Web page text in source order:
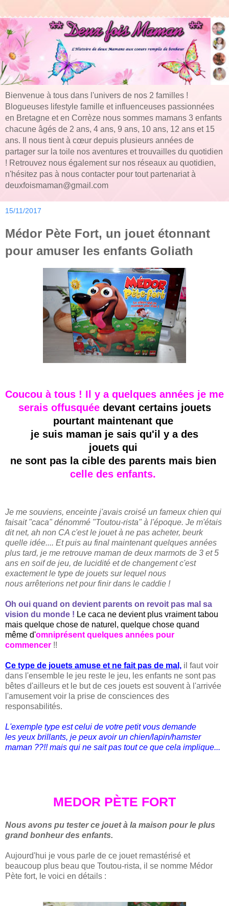
Bienvenue à tous dans l'univers de nos 2 familles !
Blogueuses lifestyle famille et influenceuses passionnées
en Bretagne et en Corrèze nous sommes mamans 3 enfants
chacune âgés de 2 ans, 4 ans, 9 ans, 10 ans, 12 ans et 15
ans. Il nous tient à cœur depuis plusieurs années de
partager sur la toile nos aventures et trouvailles du quotidien
! Retrouvez nous également sur nos réseaux au quotidien,
n'hésitez pas à nous contacter pour tout partenariat à
deuxfoismaman@gmail.com
15/11/2017
Médor Pète Fort, un jouet étonnant
pour amuser les enfants Goliath
Coucou à tous ! Il y a quelques années je me
serais offusquéedevant certains jouets
pourtant maintenant que
je suis maman je sais qu'il y a des
jouets qui
ne sont pas la cible des parents mais bien
celle des enfants.
Je me souviens, enceinte j'avais croisé un fameux chien qui
faisait "caca" dénommé "Toutou-rista" à l'époque. Je m'étais
dit net, ah non CA c'est le jouet à ne pas acheter, beurk
quelle idée.... Et puis au final maintenant quelques années
plus tard, je me retrouve maman de deux marmots de 3 et 5
ans en soif de jeu, de lucidité et de changement c'est
exactement le type de jouets sur lequel nous
nous arrêterions net pour finir dans le caddie !
Oh oui quand on devient parents on revoit pas mal sa
vision du monde ! Le caca ne devient plus vraiment tabou
mais quelque chose de naturel, quelque chose quand
même d'omniprésent quelques années pour
commencer !!
Ce type de jouets amuse et ne fait pas de mal, il faut voir
dans l'ensemble le jeu reste le jeu, les enfants ne sont pas
bêtes d'ailleurs et le but de ces jouets est souvent à l'arrivée
l'amusement voir la prise de consciences des
responsabilités.
L'exemple type est celui de votre petit vous demande
les yeux brillants, je peux avoir un chien/lapin/hamster
maman ??!! mais qui ne sait pas tout ce que cela implique...
MEDOR PÈTE FORT
Nous avons pu tester ce jouet à la maison pour le plus
grand bonheur des enfants.
Aujourd'hui je vous parle de ce jouet remastérisé et
beaucoup plus beau que Toutou-rista, il se nomme Médor
Pète fort, le voici en détails :